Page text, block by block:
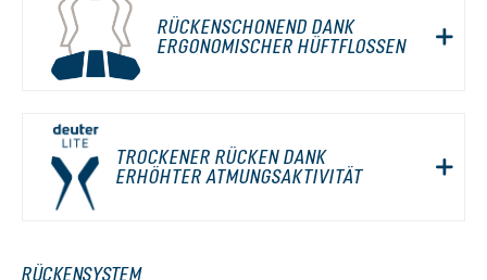
RÜCKENSCHONEND DANK
ERGONOMISCHER HÜFTFLOSSEN
TROCKENER RÜCKEN DANK
ERHÖHTER ATMUNGSAKTIVITÄT
RÜCKENSYSTEM